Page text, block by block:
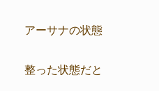
アーサナの状態
整った状態だと